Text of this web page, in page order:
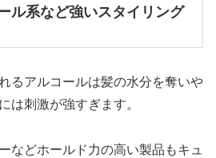
ル系など強いスタイリング
るアルコールは髪の水分を奪いや
は刺激が強すぎます。
などホールド力の高い製品もキュ